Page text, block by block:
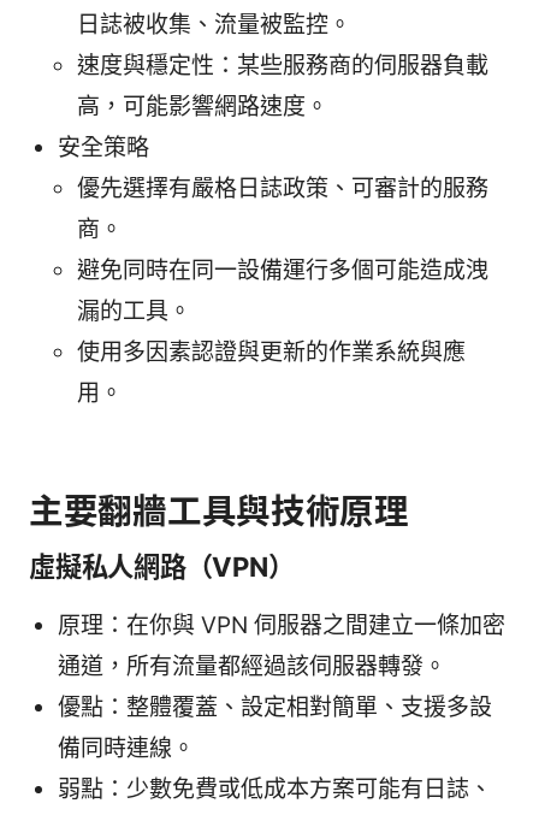
日誌被收集、流量被監控。
速度與穩定性：某些服務商的伺服器負載
高，可能影響網路速度。
安全策略
優先選擇有嚴格日誌政策、可審計的服務
商。
避免同時在同一設備運行多個可能造成洩
漏的工具。
使用多因素認證與更新的作業系統與應
用。
主要翻牆工具與技術原理
虛擬私人網路（VPN）
原理：在你與 VPN 伺服器之間建立一條加密
通道，所有流量都經過該伺服器轉發。
優點：整體覆蓋、設定相對簡單、支援多設
備同時連線。
弱點：少數免費或低成本方案可能有日誌、